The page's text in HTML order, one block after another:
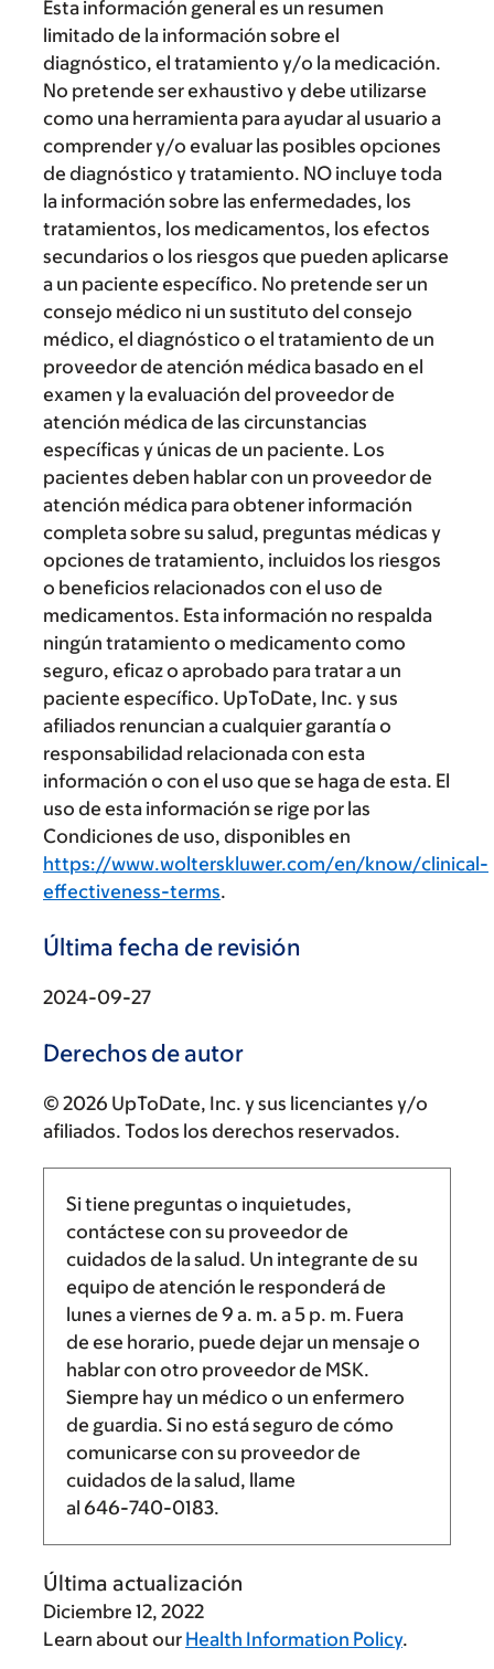
Esta información general es un resumen
limitado de la información sobre el
diagnóstico, el tratamiento y/o la medicación.
No pretende ser exhaustivo y debe utilizarse
como una herramienta para ayudar al usuario a
comprender y/o evaluar las posibles opciones
de diagnóstico y tratamiento. NO incluye toda
la información sobre las enfermedades, los
tratamientos, los medicamentos, los efectos
secundarios o los riesgos que pueden aplicarse
a un paciente específico. No pretende ser un
consejo médico ni un sustituto del consejo
médico, el diagnóstico o el tratamiento de un
proveedor de atención médica basado en el
examen y la evaluación del proveedor de
atención médica de las circunstancias
específicas y únicas de un paciente. Los
pacientes deben hablar con un proveedor de
atención médica para obtener información
completa sobre su salud, preguntas médicas y
opciones de tratamiento, incluidos los riesgos
o beneficios relacionados con el uso de
medicamentos. Esta información no respalda
ningún tratamiento o medicamento como
seguro, eficaz o aprobado para tratar a un
paciente específico. UpToDate, Inc. y sus
afiliados renuncian a cualquier garantía o
responsabilidad relacionada con esta
información o con el uso que se haga de esta. El
uso de esta información se rige por las
Condiciones de uso, disponibles en
https://www.wolterskluwer.com/en/know/clinical-
effectiveness-terms.
Última fecha de revisión
2024-09-27
Derechos de autor
© 2026 UpToDate, Inc. y sus licenciantes y/o
afiliados. Todos los derechos reservados.
Si tiene preguntas o inquietudes,
contáctese con su proveedor de
cuidados de la salud. Un integrante de su
equipo de atención le responderá de
lunes a viernes de 9 a. m. a5 p. m. Fuera
de ese horario, puede dejar un mensaje o
hablar con otro proveedor de MSK.
Siempre hay un médico o un enfermero
de guardia. Si no está seguro de cómo
comunicarse con su proveedor de
cuidados de la salud, llame
al 646-740-0183.
Última actualización
Diciembre 12, 2022
Learn about our Health Information Policy.